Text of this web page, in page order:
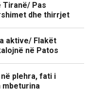
Tiranë/ Pas
dhe thirrjet
aktive/ Flakët
në Patos
plehra, fati i
mbeturina